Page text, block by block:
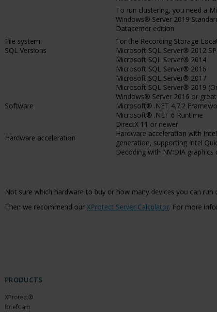
To run clustering, you need a
Windows® Server 2019
Datacenter edition
File system
For the Recording Storage
SQL Versions
Microsoft SQL Server® 2012
Microsoft SQL Server® 2014
Microsoft SQL Server® 2016
Microsoft SQL Server® 2017
Microsoft SQL Server® 2019
Windows® Server 2016 or
Software
Microsoft® .NET 4.7.2
Microsoft® .NET 6 Runtime
DirectX 11 or newer
Hardware acceleration
Hardware acceleration with
generation, supporting Intel
Decoding with NVIDIA
Not sure which hardware to buy or how many devices you can run
Then we recommend our XProtect Server Calculator. For more
PRODUCTS
XProtect®
BriefCam